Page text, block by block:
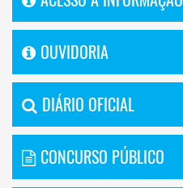
OUVIDORIA
DIÁRIO OFICIAL
CONCURSO PÚBLICO